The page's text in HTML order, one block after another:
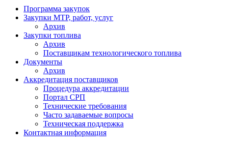
Программа закупок
Закупки МТР, работ, услуг
Архив
Закупки топлива
Архив
Поставщикам технологического топлива
Документы
Архив
Аккредитация поставщиков
Процедура аккредитации
Портал СРП
Технические требования
Часто задаваемые вопросы
Техническая поддержка
Контактная информация